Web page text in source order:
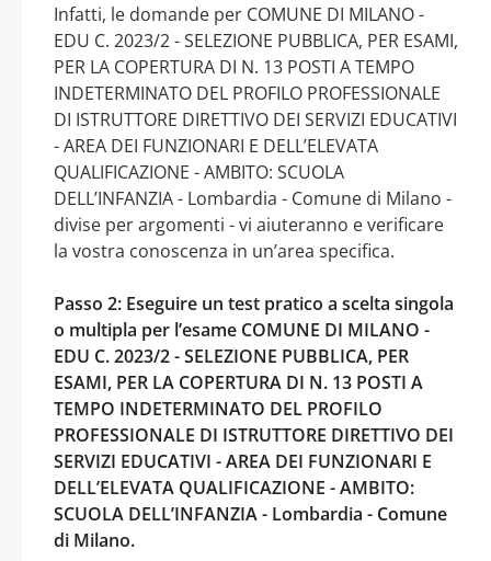
Infatti, le domande per COMUNE DI MILANO -
EDU C. 2023/2 - SELEZIONE PUBBLICA, PER ESAMI,
PER LA COPERTURA DI N. 13 POSTI A TEMPO
INDETERMINATO DEL PROFILO PROFESSIONALE
DI ISTRUTTORE DIRETTIVO DEI SERVIZI EDUCATIVI
- AREA DEI FUNZIONARI E DELL’ELEVATA
QUALIFICAZIONE - AMBITO: SCUOLA
DELL’INFANZIA - Lombardia - Comune di Milano -
divise per argomenti - vi aiuteranno e verificare
la vostra conoscenza in un’area specifica.
Passo 2: Eseguire un test pratico a scelta singola
o multipla per l’esame COMUNE DI MILANO -
EDU C. 2023/2 - SELEZIONE PUBBLICA, PER
ESAMI, PER LA COPERTURA DI N. 13 POSTI A
TEMPO INDETERMINATO DEL PROFILO
PROFESSIONALE DI ISTRUTTORE DIRETTIVO DEI
SERVIZI EDUCATIVI - AREA DEI FUNZIONARI E
DELL’ELEVATA QUALIFICAZIONE - AMBITO:
SCUOLA DELL’INFANZIA - Lombardia - Comune
di Milano.